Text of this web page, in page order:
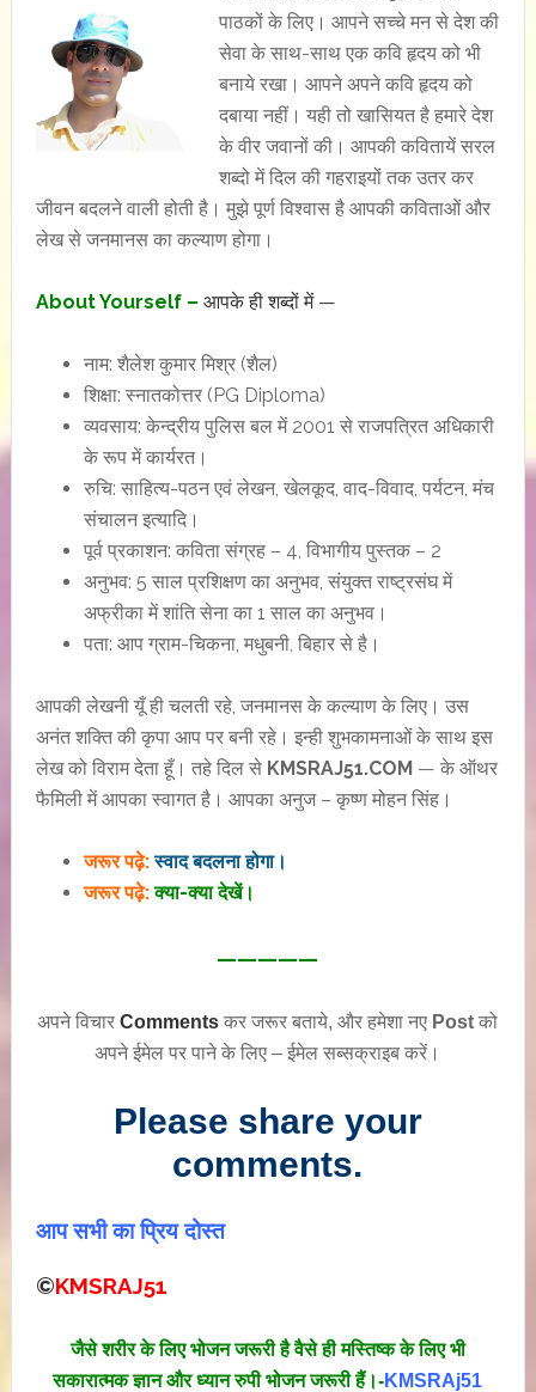
पाठकों के लिए। आपने सच्चे मन से देश की
सेवा के साथ-साथ एक कवि हृदय को भी
बनाये रखा। आपने अपने कवि हृदय को
दबाया नहीं। यही तो खासियत है हमारे देश
के वीर जवानों की। आपकी कवितायें सरल
शब्दो में दिल की गहराइयों तक उतर कर
जीवन बदलने वाली होती है। मुझे पूर्ण विश्वास है आपकी कविताओं और
लेख से जनमानस का कल्याण होगा।
About Yourself – आपके ही शब्दों में —
नाम: शैलेश कुमार मिश्र (शैल)
शिक्षा: स्नातकोत्तर (PG Diploma)
व्यवसाय: केन्द्रीय पुलिस बल में 2001 से राजपत्रित अधिकारी
के रूप में कार्यरत।
रुचि: साहित्य-पठन एवं लेखन, खेलकूद, वाद-विवाद, पर्यटन, मंच
संचालन इत्यादि।
पूर्व प्रकाशन: कविता संग्रह – 4, विभागीय पुस्तक – 2
अनुभव: 5 साल प्रशिक्षण का अनुभव, संयुक्त राष्ट्रसंघ में
अफ्रीका में शांति सेना का 1 साल का अनुभव।
पता: आप ग्राम-चिकना, मधुबनी, बिहार से है।
आपकी लेखनी यूँ ही चलती रहे, जनमानस के कल्याण के लिए। उस
अनंत शक्ति की कृपा आप पर बनी रहे। इन्ही शुभकामनाओं के साथ इस
लेख को विराम देता हूँ। तहे दिल से KMSRAJ51.COM— के ऑथर
फैमिली में आपका स्वागत है। आपका अनुज – कृष्ण मोहन सिंह।
जरूर पढ़े: स्वाद बदलना होगा।
जरूर पढ़े: क्या-क्या देखें।
—————
अपने विचारComments कर जरूर बताये, और हमेशा नए Post को
अपने ईमेल पर पाने के लिए – ईमेल सब्सक्राइब करें।
Please share your
comments.
आप सभी का प्रिय दोस्त
©KMSRAJ51
जैसे शरीर के लिए भोजन जरूरी है वैसे ही मस्तिष्क के लिए भी
सकारात्मक ज्ञान और ध्यान रुपी भोजन जरूरी हैं।-KMSRAj51